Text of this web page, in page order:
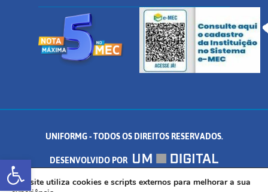
Abrir a barra de ferramentas
UNIFORMG - TODOS OS DIREITOS RESERVADOS.
DESENVOLVIDO POR
AV. DR. ARNALDO DE SENNA, 328 - PALMEIRAS, FORMIGA/MG - CEP:
Este site utiliza cookies e scripts externos para melhorar a sua